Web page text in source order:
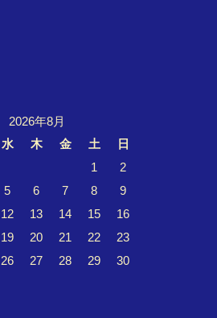
2026年8月
水 木 金 土
日
1
2
5 6 7 8
9
12 13 14 15
16
19 20 21 22
23
26 27 28 29
30